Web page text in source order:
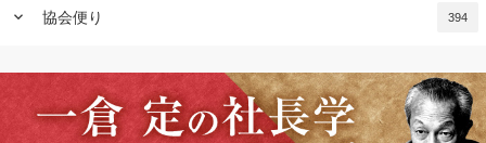
keyboard_arrow_down 協会便り 394